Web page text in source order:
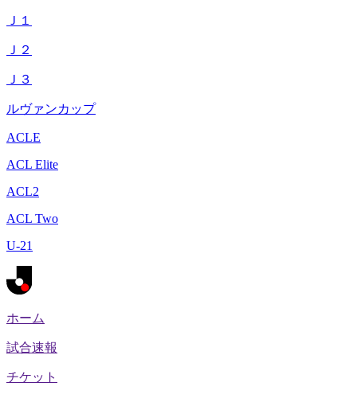
Ｊ１
Ｊ２
Ｊ３
ルヴァンカップ
ACLE
ACL Elite
ACL2
ACL Two
U-21
ホーム
試合速報
チケット